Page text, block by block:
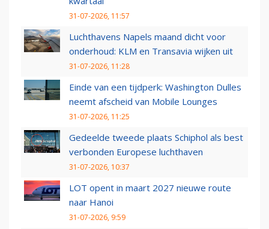
31-07-2026, 11:57
Luchthavens Napels maand dicht voor
onderhoud: KLM en Transavia wijken uit
31-07-2026, 11:28
Einde van een tijdperk: Washington Dulles
neemt afscheid van Mobile Lounges
31-07-2026, 11:25
Gedeelde tweede plaats Schiphol als best
verbonden Europese luchthaven
31-07-2026, 10:37
LOT opent in maart 2027 nieuwe route
naar Hanoi
31-07-2026, 9:59